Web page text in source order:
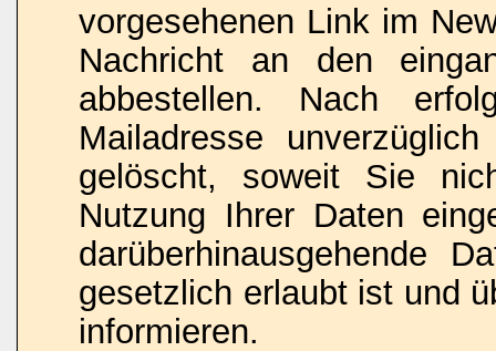
vorgesehenen Link im
Nachricht an den
abbestellen. Nach
Mailadresse
gelöscht, soweit Sie
Nutzung Ihrer Daten
darüberhinausgehende
gesetzlich erlaubt ist und
informieren.